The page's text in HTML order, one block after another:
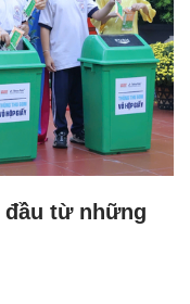
đầu từ những